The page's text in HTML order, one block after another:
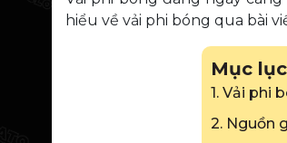
hiểu về vải phi bóng qua bài
Mục lục
1. Vải phi
2. Nguồn